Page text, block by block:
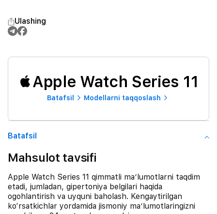
Ulashing
Apple Watch Series 11
Batafsil Modellarni taqqoslash
Batafsil
Mahsulot tavsifi
Apple Watch Series 11 qimmatli ma’lumotlarni taqdim
etadi, jumladan, gipertoniya belgilari haqida
ogohlantirish va uyquni baholash. Kengaytirilgan
ko‘rsatkichlar yordamida jismoniy ma’lumotlaringizni